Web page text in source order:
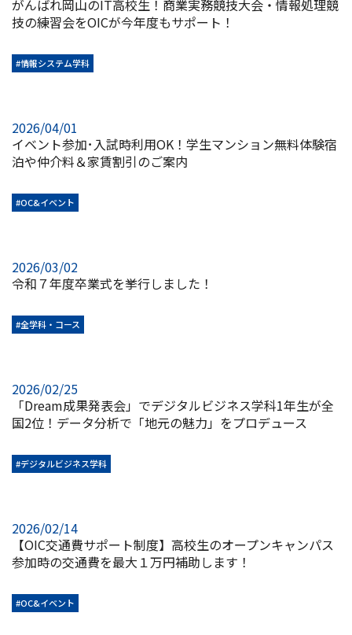
がんばれ岡山のIT高校生！商業実務競技大会・情報処理競
技の練習会をOICが今年度もサポート！
#情報システム学科
2026/04/01
イベント参加･入試時利用OK！学生マンション無料体験宿
泊や仲介料＆家賃割引のご案内
#OC&イベント
2026/03/02
令和７年度卒業式を挙行しました！
#全学科・コース
2026/02/25
「Dream成果発表会」でデジタルビジネス学科1年生が全
国2位！データ分析で「地元の魅力」をプロデュース
#デジタルビジネス学科
2026/02/14
【OIC交通費サポート制度】高校生のオープンキャンパス
参加時の交通費を最大１万円補助します！
#OC&イベント